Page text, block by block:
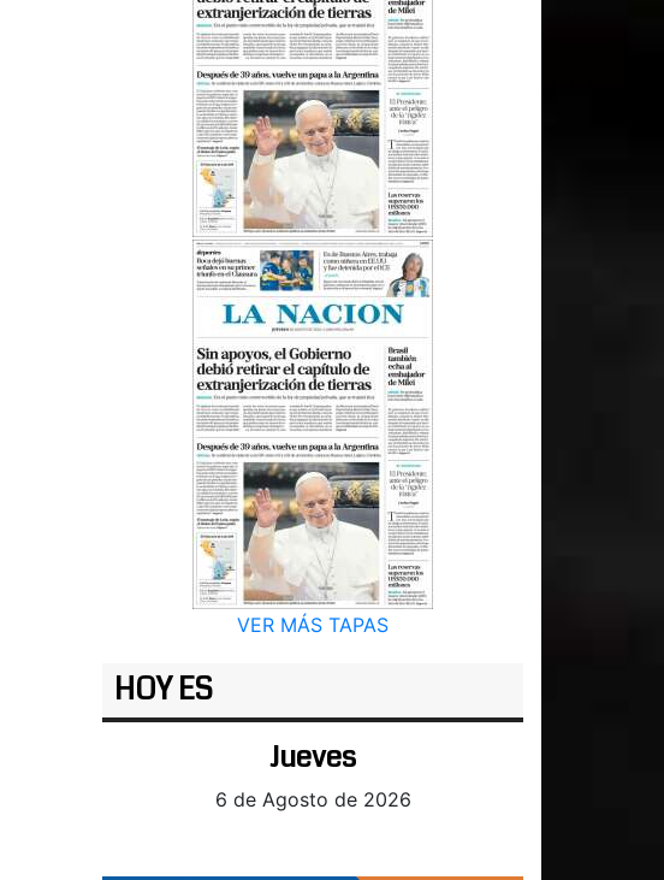
VER MÁS TAPAS
HOY ES
Jueves
6 de Agosto de 2026